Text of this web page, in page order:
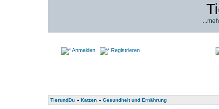
Anmelden Registrieren
TierundDu » Katzen » Gesundheit und Ernährung